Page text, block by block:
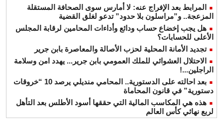
المرابط بعد الإفراج عنه: لا أمارس سوى الصحافة المستقلة
المزعجة.. و”مراسلون بلا حدود” تدعو لغلق القضية
هل يجب إخضاع حساب ودائع وأداءات المحامين لرقابة المجلس
الأعلى للحسابات؟
تجديد الأمانة المحلية لحزب الأصالة والمعاصرة بابن جرير
الاحتلال العشوائي للملك العمومي بابن جرير... يهدد امن وسلامة
الراجلين...!
بعد احالته على الدستورية.. المحامي منديلي يرصد 10 “خروقات
دستورية” في قانون المحاماة
هذه هي المكاسب المالية التي حققها أسود الأطلس بعد التأهل
لربع نهائي كأس العالم